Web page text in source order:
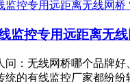
监控专用远距离无线
问：无线网桥哪个品牌
统的有线监控厂家都纷